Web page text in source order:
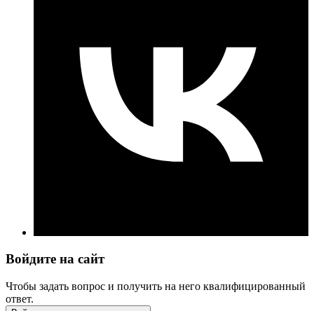
Войдите на сайт
Чтобы задать вопрос и получить на него квалифицированный
ответ.